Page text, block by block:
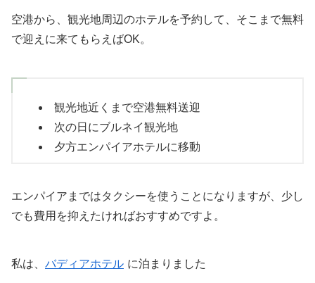
空港から、観光地周辺のホテルを予約して、そこまで無料
で迎えに来てもらえばOK。
観光地近くまで空港無料送迎
次の日にブルネイ観光地
夕方エンパイアホテルに移動
エンパイアまではタクシーを使うことになりますが、少し
でも費用を抑えたければおすすめですよ。
私は、 バディアホテル に泊まりました